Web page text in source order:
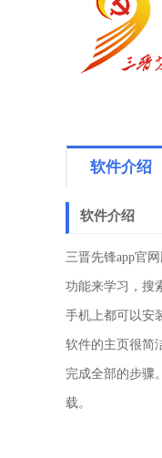
软件介绍
软件介绍
三晋先锋app官
功能来学习，搜
手机上都可以安
软件的主页很简
完成全部的步骤
载。